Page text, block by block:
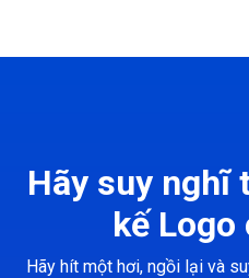
Hãy suy
kế Logo
Hãy hít một hơi, ngồi lại và